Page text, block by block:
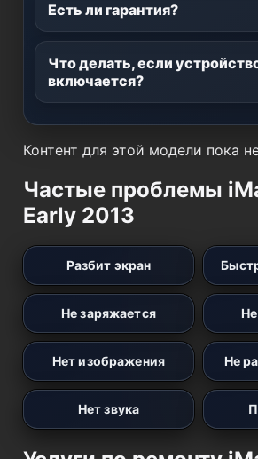
Есть ли гарантия?
Что делать, если
включается?
Контент для этой модели пока
Частые проблемы
Early 2013
Разбит экран
Не заряжается
Нет изображения Не
Нет звука